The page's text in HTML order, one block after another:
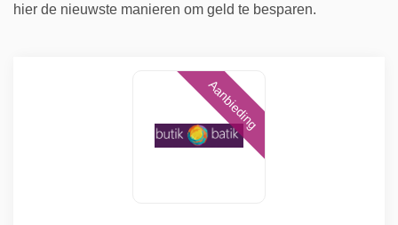
hier de nieuwste manieren om geld te besparen.
Aanbieding